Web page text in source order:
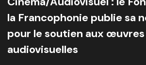
la Francophonie publie sa
pour le soutien aux œuvres
audiovisuelles